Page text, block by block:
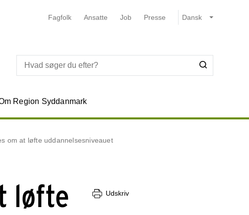
Fagfolk Ansatte Job Presse
Region Syddanmark
om at løfte uddannelsesniveauet
løfte
Udskriv